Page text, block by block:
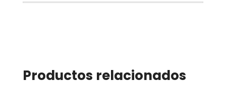
Productos relacionados